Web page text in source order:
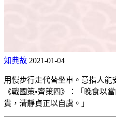
知典故 2021-01-04
用慢步行走代替坐車。意指人能
《戰國策•齊策四》：「晚食以
貴，清靜貞正以自虞。」